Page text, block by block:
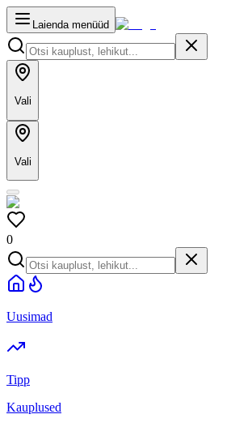
Laienda menüüd
Vali
Vali
0
Uusimad
Tipp
Kauplused